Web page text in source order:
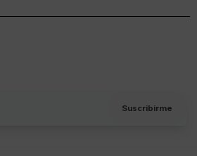
Suscribirme